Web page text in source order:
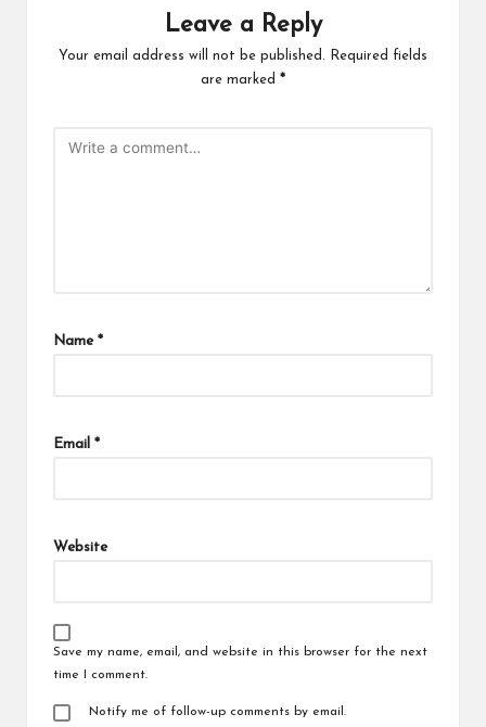
Leave a Reply
Your email address will not be published.
Required fields
are marked *
Name *
Email *
Website
Save my name, email, and website in this browser for the next
time I comment.
Notify me of follow-up comments by email.